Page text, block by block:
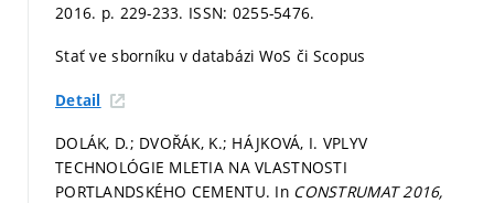
2016. p. 229-233. ISSN: 0255-5476.
Stať ve sborníku v databázi WoS či Scopus
Detail
DOLÁK, D.; DVOŘÁK, K.; HÁJKOVÁ, I. VPLYV
TECHNOLÓGIE MLETIA NA VLASTNOSTI
PORTLANDSKÉHO CEMENTU. In CONSTRUMAT 2016,